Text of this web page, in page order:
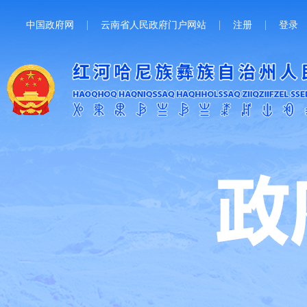
中国政府网 云南省人民政府门户网站 注册 登录